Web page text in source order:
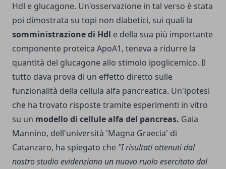
Hdl e glucagone. Un'osservazione in tal verso è stata
poi dimostrata su topi non diabetici, sui quali la
somministrazione di Hdl e della sua più importante
componente proteica ApoA1, teneva a ridurre la
quantità del glucagone allo stimolo ipoglicemico. Il
tutto dava prova di un effetto diretto sulle
funzionalità della cellula alfa pancreatica. Un'ipotesi
che ha trovato risposte tramite esperimenti in vitro
su un modello di cellule alfa del pancreas. Gaia
Mannino, dell'università 'Magna Graecia' di
Catanzaro, ha spiegato che "I risultati ottenuti dal
nostro studio evidenziano un nuovo ruolo esercitato dal